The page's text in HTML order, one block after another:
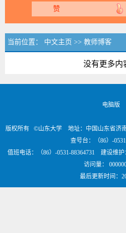
赞
当前位置： 中文主页 >> 教师博客
没有更多内
电脑版
版权所有 ©山东大学 地址：中国山东省济
查号台：（86）-
值班电话：（86）-0531-88364731 建设
访问量：
最后更新时间：